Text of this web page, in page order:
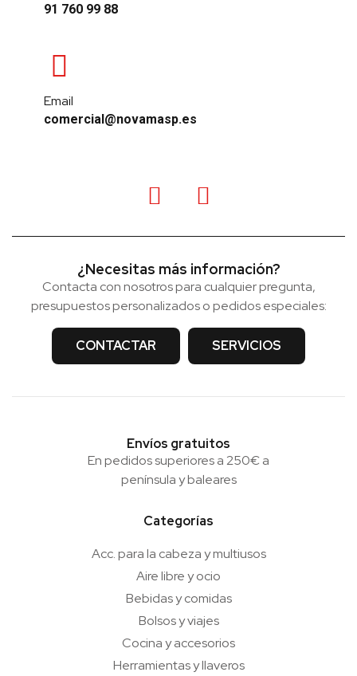
91 760 99 88
Email
comercial@novamasp.es
¿Necesitas más información?
Contacta con nosotros para cualquier pregunta,
presupuestos personalizados o pedidos especiales:
CONTACTAR SERVICIOS
Envíos gratuitos
En pedidos superiores a 250€ a
península y baleares
Categorías
Acc. para la cabeza y multiusos
Aire libre y ocio
Bebidas y comidas
Bolsos y viajes
Cocina y accesorios
Herramientas y llaveros